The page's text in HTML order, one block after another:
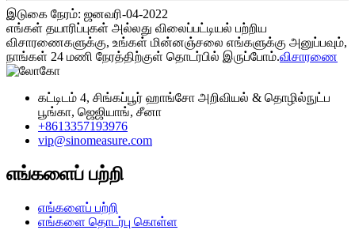
இடுகை நேரம்: ஜனவரி-04-2022
எங்கள் தயாரிப்புகள் அல்லது விலைப்பட்டியல் பற்றிய
விசாரணைகளுக்கு, உங்கள் மின்னஞ்சலை எங்களுக்கு அனுப்பவும்,
நாங்கள் 24 மணி நேரத்திற்குள் தொடர்பில் இருப்போம்.விசாரணை
கட்டிடம் 4, சிங்கப்பூர் ஹாங்சோ அறிவியல் & தொழில்நுட்ப
பூங்கா, ஜெஜியாங், சீனா
+8613357193976
vip@sinomeasure.com
எங்களைப் பற்றி
எங்களைப் பற்றி
எங்களை தொடர்பு கொள்ள